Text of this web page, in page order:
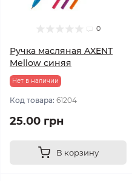
0
Ручка масляная AXENT
Mellow синяя
Нет в наличии
Код товара: 61204
25.00 грн
В корзину